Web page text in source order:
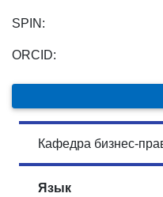
SPIN:
ORCID:
Кафедра бизнес-
Язык